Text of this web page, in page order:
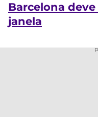
Barcelona
janela